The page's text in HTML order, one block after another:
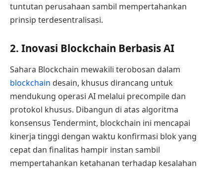
tuntutan perusahaan sambil mempertahankan
prinsip terdesentralisasi.
2. Inovasi Blockchain Berbasis AI
Sahara Blockchain mewakili terobosan dalam
blockchain desain, khusus dirancang untuk
mendukung operasi AI melalui precompile dan
protokol khusus. Dibangun di atas algoritma
konsensus Tendermint, blockchain ini mencapai
kinerja tinggi dengan waktu konfirmasi blok yang
cepat dan finalitas hampir instan sambil
mempertahankan ketahanan terhadap kesalahan